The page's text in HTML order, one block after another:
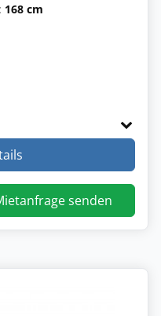
168 cm
senden